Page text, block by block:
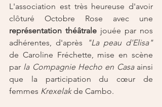
L'association est très heureuse d'avoir
représentation théâtrale jouée par nos
adhérentes, d'après
"La peau d'Elisa"
de Caroline Fréchette, mise en scène
par la Compagnie Hecho en Casa ainsi
que la participation du cœur de
femmes Krexelak de Cambo.